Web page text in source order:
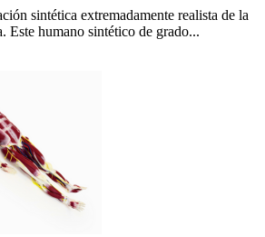
sintética extremadamente realista de la
Este humano sintético de grado...